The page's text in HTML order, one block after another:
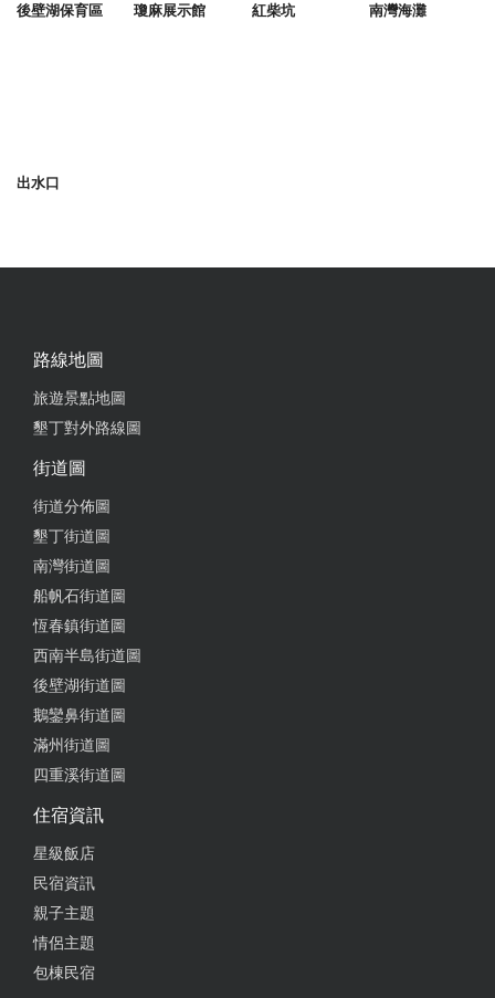
後壁湖保育區 瓊麻展示館 紅柴坑 南灣海灘
出水口
路線地圖
旅遊景點地圖
墾丁對外路線圖
街道圖
街道分佈圖
墾丁街道圖
南灣街道圖
船帆石街道圖
恆春鎮街道圖
西南半島街道圖
後壁湖街道圖
鵝鑾鼻街道圖
滿州街道圖
四重溪街道圖
住宿資訊
星級飯店
民宿資訊
親子主題
情侶主題
包棟民宿